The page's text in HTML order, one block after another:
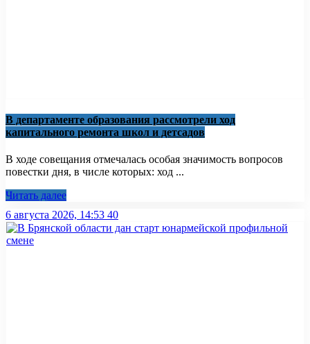
В департаменте образования рассмотрели ход
капитального ремонта школ и детсадов
В ходе совещания отмечалась особая значимость вопросов
повестки дня, в числе которых: ход ...
Читать далее
6 августа 2026, 14:53 40